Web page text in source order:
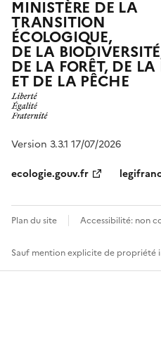
MINISTÈRE DE LA
TRANSITION
ÉCOLOGIQUE,
DE LA
DE LA FORÊT, DE LA
ET DE LA PÊCHE
Version 3.3.1 17/07/2026
ecologie.gouv.fr
Plan du site Accessibilité: non
Sauf mention explicite de propriété